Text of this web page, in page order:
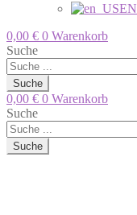
EN
0,00 € 0 Warenkorb
Suche
Suche
0,00 € 0 Warenkorb
Suche
Suche